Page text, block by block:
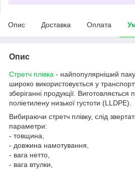
Опис Доставка Оплата
Опис
Стретч плівка - найпопулярніший
широко використовується у
зберіганні продукції. Виготовляється
поліетилену низької густоти (LLDPЕ).
Вибираючи стретч плівку, слід
параметри:
- товщина,
- довжина намотування,
- вага нетто,
- вага втулки,